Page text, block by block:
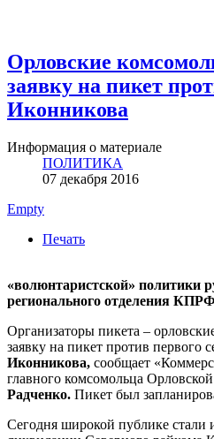
Орловские
заявку на пикет
Иконникова
Информация о материале
ПОЛИТИКА
07 декабря 2016
Empty
Печать
«волюнтаристской» политики
регионального отделения
Организаторы пикета –
заявку на пикет против первого
Иконникова, сообщает
главного комсомольца
Радченко. Пикет был
Сегодня широкой публике стали